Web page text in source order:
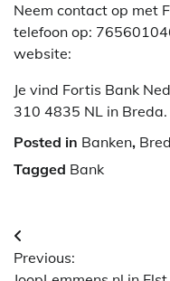
Neem contact op met
telefoon op:
website:
Je vind Fortis Bank
310 4835 NL in Breda.
Posted in Banken,
Tagged Bank
Berichtnavigatie
Previous: